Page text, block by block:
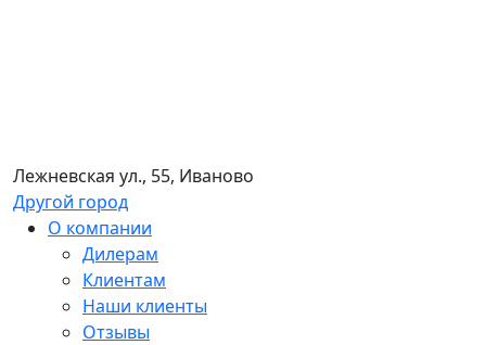
Лежневская ул., 55, Иваново
Другой город
О компании
Дилерам
Клиентам
Наши клиенты
Отзывы